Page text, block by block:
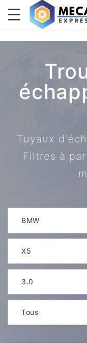
Tuyaux
Filtres à
BMW
X5
3.0
Tous